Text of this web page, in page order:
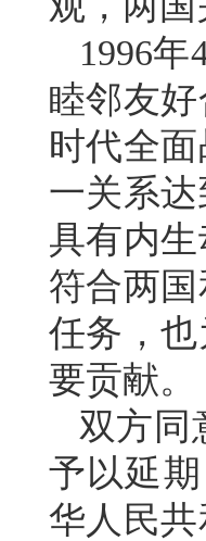
1996
睦邻友
时代全
一关系
具有内
符合两
任务，
要贡献。
双方同
予以延
华人民